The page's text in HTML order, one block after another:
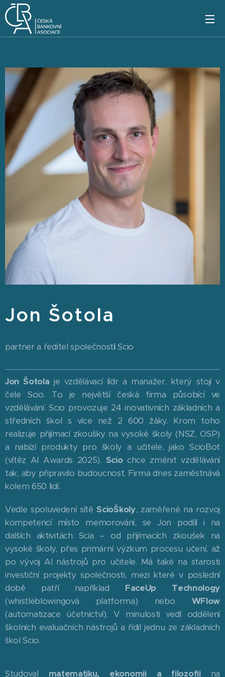
Jon Šotola
partner a ředitel společnostiScio
Jon Šotola je vzdělávací lídr a manažer, který stojí v
čele Scio. To je největší česká firma působící ve
vzdělávání. Scio provozuje 24 inovativních základních a
středních škol s více než 2 600 žáky. Krom toho
realizuje přijímací zkoušky na vysoké školy (NSZ, OSP)
a nabízí produkty pro školy a učitele, jako ScioBot
(vítěz AI Awards 2025). Sciochce změnit vzdělávání
tak, aby připravilo budoucnost. Firma dnes zaměstnává
kolem 650 lidí.
Vedle spoluvedení sítě ScioŠkoly, zaměřené na rozvoj
kompetencí místo memorování, se Jon podílí i na
dalších aktivitách Scia – od přijímacích zkoušek na
vysoké školy, přes primární výzkum procesu učení, až
po vývoj AI nástrojů pro učitele. Má také na starosti
investiční projekty společnosti, mezi které v poslední
době patří například FaceUp Technology
(whistleblowingová platforma) nebo WFlow
(automatizace účetnictví). V minulosti vedl oddělení
školních evaluačních nástrojů a řídil jednu ze základních
škol Scio.
Studoval matematiku, ekonomii a filozofiina